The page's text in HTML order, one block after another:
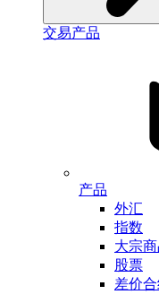
交易产品
产品
外汇
指数
大宗
股票
差价